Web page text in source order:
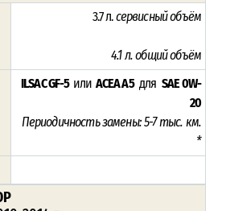
3.7 л.сервисный объём
4.1 л.общий объём
ILSAC GF-5 или ACEA A5для SAE 0W-
20
Периодичность замены: 5-7 тыс. км.
*